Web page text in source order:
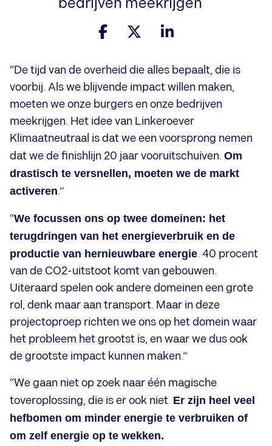
“De tijd van de overheid die alles bepaalt, die is
voorbij. Als we blijvende impact willen maken,
moeten we onze burgers en onze bedrijven
meekrijgen. Het idee van Linkeroever
Klimaatneutraal is dat we een voorsprong nemen
dat we de finishlijn 20 jaar vooruitschuiven. Om
drastisch te versnellen, moeten we de markt
activeren.”
“We focussen ons op twee domeinen: het
terugdringen van het energieverbruik en de
productie van hernieuwbare energie. 40 procent
van de CO2-uitstoot komt van gebouwen.
Uiteraard spelen ook andere domeinen een grote
rol, denk maar aan transport. Maar in deze
projectoproep richten we ons op het domein waar
het probleem het grootst is, en waar we dus ook
de grootste impact kunnen maken.”
“We gaan niet op zoek naar één magische
toveroplossing, die is er ook niet. Er zijn heel veel
hefbomen om minder energie te verbruiken of
om zelf energie op te wekken.